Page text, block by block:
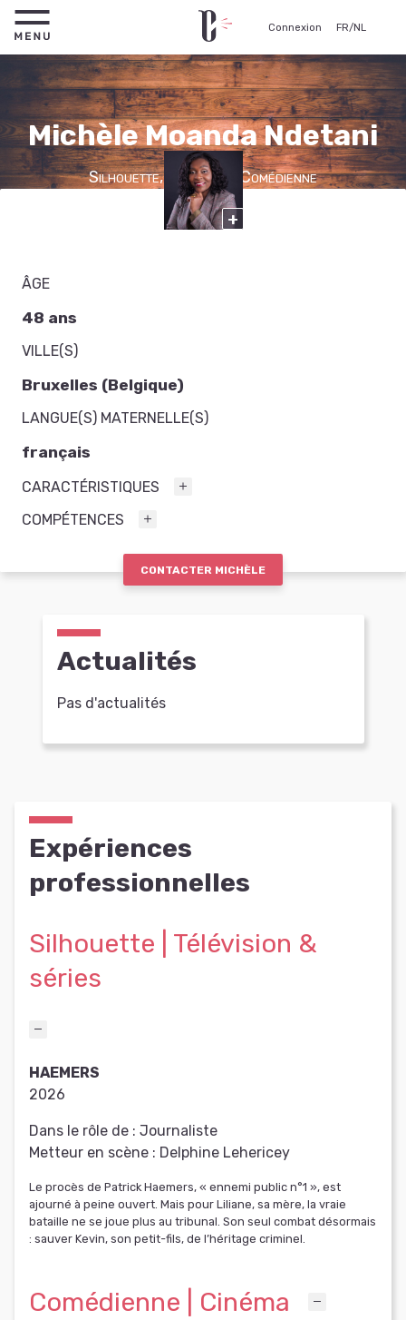
Connexion FR/NL
Michèle Moanda Ndetani
Silhouette, Figurante, Comédienne
+
ÂGE
48 ans
VILLE(S)
Bruxelles (Belgique)
LANGUE(S) MATERNELLE(S)
français
CARACTÉRISTIQUES
COMPÉTENCES
CONTACTER MICHÈLE
Actualités
Pas d'actualités
Expériences
professionnelles
Silhouette | Télévision &
séries
HAEMERS
2026
Dans le rôle de : Journaliste
Metteur en scène : Delphine Lehericey
Le procès de Patrick Haemers, « ennemi public n°1 », est
ajourné à peine ouvert. Mais pour Liliane, sa mère, la vraie
bataille ne se joue plus au tribunal. Son seul combat désormais
: sauver Kevin, son petit-fils, de l’héritage criminel.
Comédienne | Cinéma